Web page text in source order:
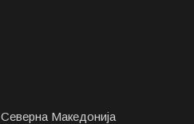
Северна Македонија